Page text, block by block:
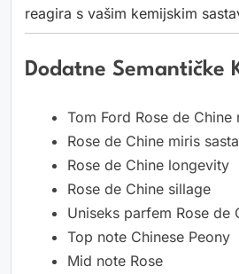
reagira s vašim kemijskim
Dodatne Semantičke
Tom Ford Rose de Chine
Rose de Chine miris
Rose de Chine longevity
Rose de Chine sillage
Uniseks parfem Rose de
Top note Chinese Peony
Mid note Rose